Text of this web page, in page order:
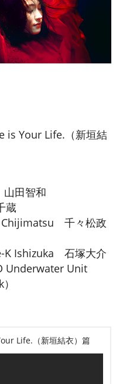
is Your Life.（新垣結
田智和
蔵
Chijimatsu 千々松政
K Ishizuka 石塚大介
Underwater Unit
Life.（新垣結衣）篇